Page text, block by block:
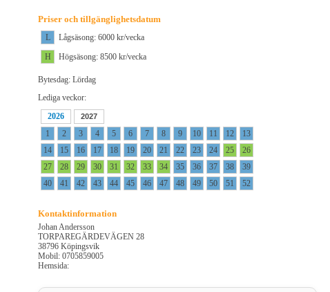
Priser och tillgänglighetsdatum
L
Lågsäsong: 6000 kr/vecka
H
Högsäsong: 8500 kr/vecka
Bytesdag: Lördag
Lediga veckor:
2026
2027
1 2 3 4 5 6 7 8 9 10 11 12
13
14
15 16 17 18 19 20 21 22 23 24 25
26
27
28 29 30 31 32 33 34 35 36 37 38
39
40
41 42 43 44 45 46 47 48 49 50 51 52
Kontaktinformation
Johan Andersson
TORPAREGÄRDEVÄGEN 28
38796 Köpingsvik
Mobil: 0705859005
Hemsida: